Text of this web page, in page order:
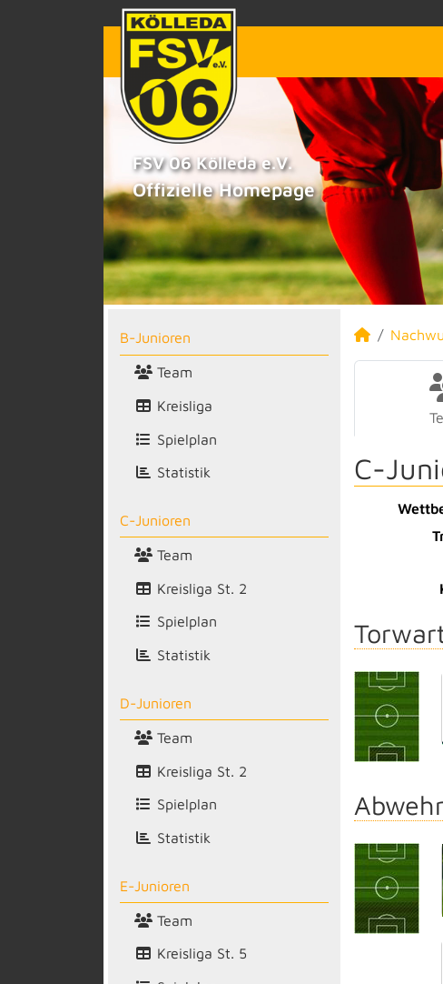
FSV 06 Kölleda e.V.
Offizielle Homepage
B-Junioren
Team
Kreisliga
Spielplan
Statistik
C-Junioren
Team
Kreisliga St. 2
Spielplan
Statistik
D-Junioren
Team
Kreisliga St. 2
Spielplan
Statistik
E-Junioren
Team
Kreisliga St. 5
C-
Abwehr